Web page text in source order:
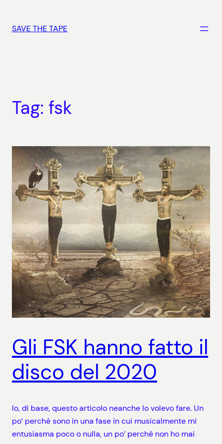
contenuto
SAVE THE TAPE
Tag: fsk
Gli FSK hanno fatto il
disco del 2020
Io, di base, questo articolo neanche lo volevo fare. Un
po’ perché sono in una fase in cui musicalmente mi
entusiasma poco o nulla, un po’ perché non ho mai